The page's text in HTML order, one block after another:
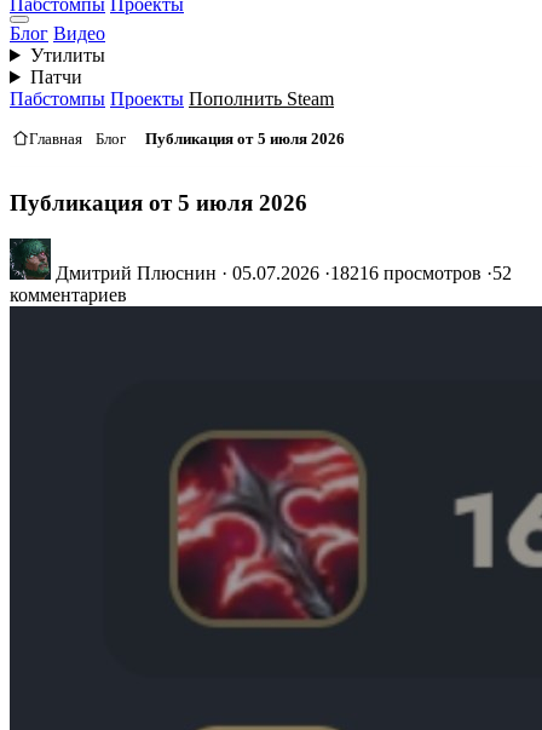
Пабстомпы Проекты
Блог Видео
Утилиты
Патчи
Пабстомпы Проекты Пополнить Steam
Главная Блог Публикация от 5 июля 2026
Публикация от 5 июля 2026
Дмитрий Плюснин · 05.07.2026 ·18216 просмотров ·52
комментариев